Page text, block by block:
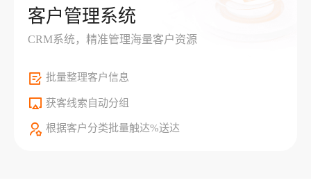
客户管理系统
CRM系统，精准管理海量客户资源
批量整理客户信息
获客线索自动分组
根据客户分类批量触达%送达